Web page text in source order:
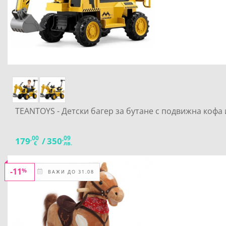
TEANTOYS - Детски багер за бутане с подвижна
179,00
€ /350,09
лв.
ВАЖИ ДО 31.08
-11%